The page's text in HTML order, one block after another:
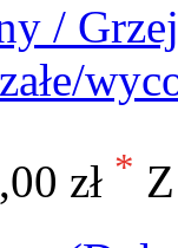
/
zł *